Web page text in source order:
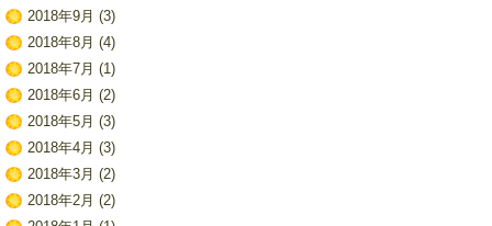
2018年9月 (3)
2018年8月 (4)
2018年7月 (1)
2018年6月 (2)
2018年5月 (3)
2018年4月 (3)
2018年3月 (2)
2018年2月 (2)